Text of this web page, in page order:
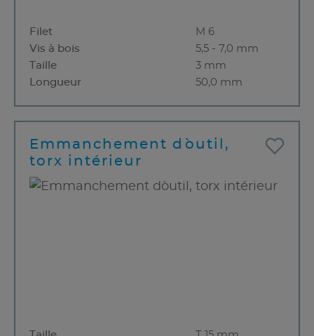
Filet
M 6
Vis à bois
5,5 - 7,0 mm
Taille
3 mm
Longueur
50,0 mm
Emmanchement d`outil,
torx intérieur